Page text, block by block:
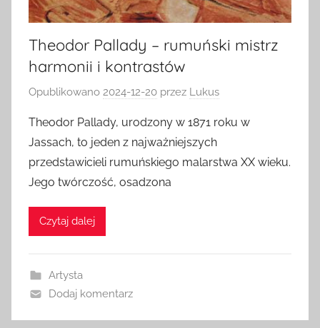
Theodor Pallady – rumuński mistrz
harmonii i kontrastów
Opublikowano 2024-12-20 przez Lukus
Theodor Pallady, urodzony w 1871 roku w
Jassach, to jeden z najważniejszych
przedstawicieli rumuńskiego malarstwa XX wieku.
Jego twórczość, osadzona
Czytaj dalej
Artysta
Dodaj komentarz